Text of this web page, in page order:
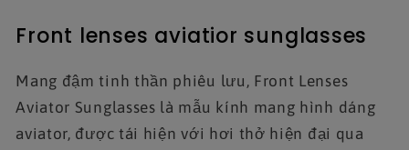
Front lenses aviatior sunglasses
Mang đậm tinh thần phiêu lưu, Front Lenses
Aviator Sunglasses là mẫu kính mang hình dáng
aviator, được tái hiện với hơi thở hiện đại qua